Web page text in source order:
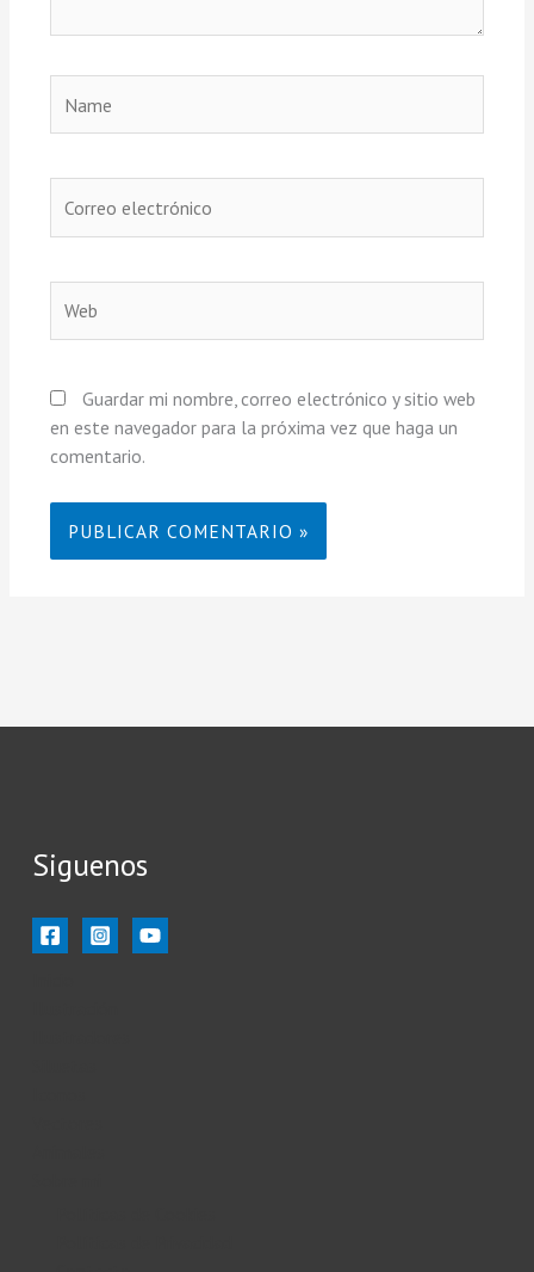
electrónico
Guardar mi nombre, correo electrónico y sitio web
en este navegador para la próxima vez que haga un
comentario.
Siguenos